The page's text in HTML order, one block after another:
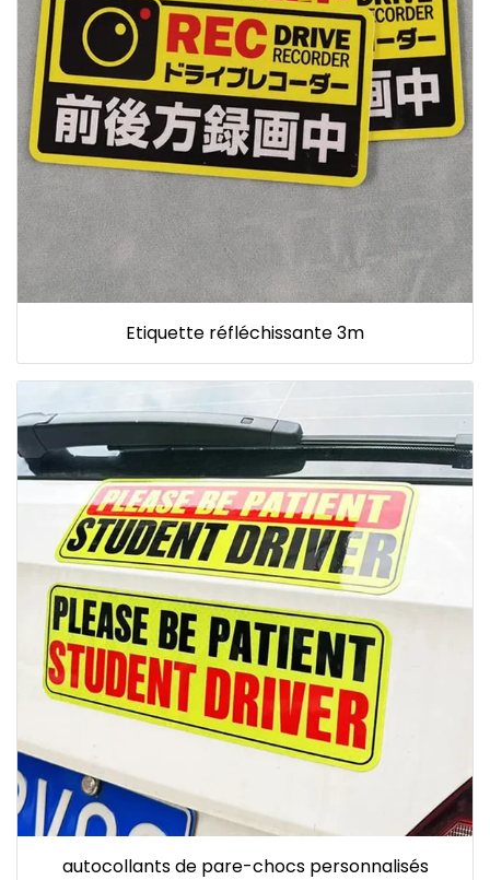
Etiquette réfléchissante 3m
autocollants de pare-chocs personnalisés